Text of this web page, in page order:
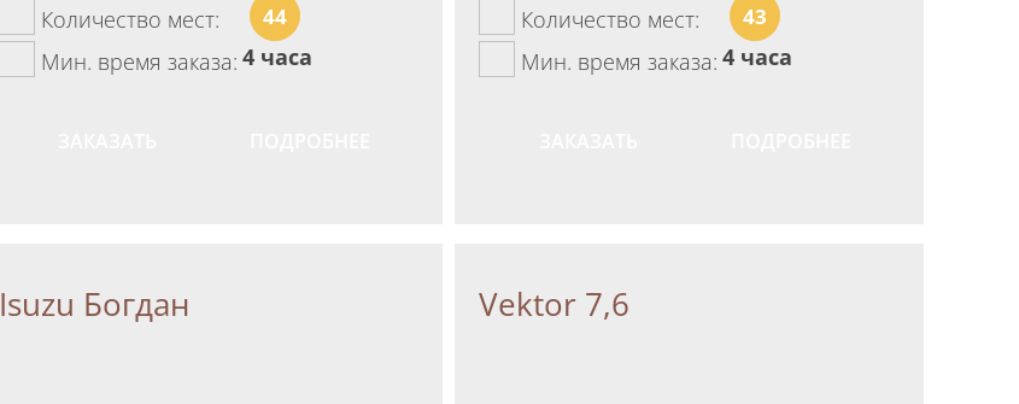
Количество мест:
44
Мин. время заказа: 4 часа
Количество мест:
43
Мин. время заказа: 4 часа
Isuzu Богдан Vektor 7,6